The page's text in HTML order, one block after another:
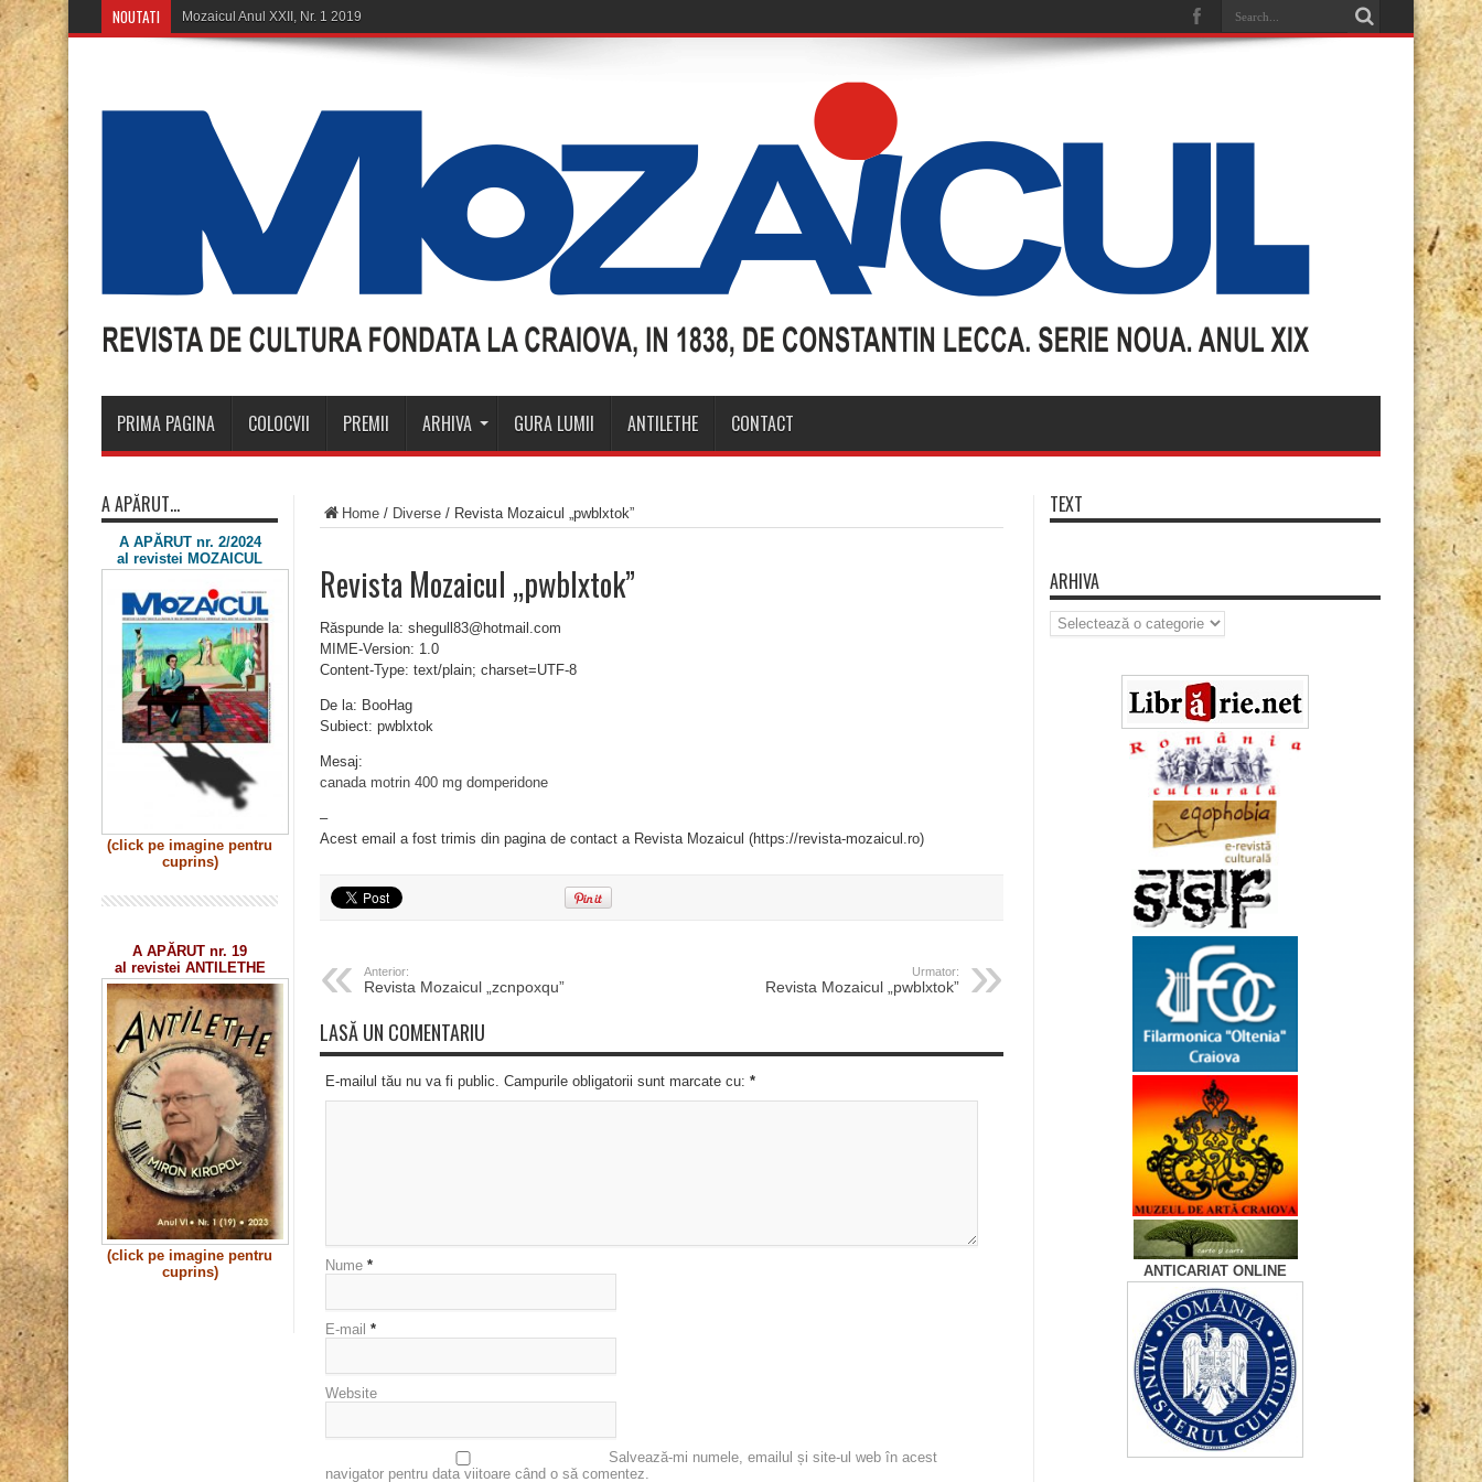
NOUTATI Mozaicul Anul XXII, Nr. 1 2019
PRIMA PAGINA COLOCVII PREMII ARHIVA GURA LUMII ANTILETHE CONTACT
Home / Diverse / Revista Mozaicul „pwblxtok”
Revista Mozaicul „pwblxtok”
Răspunde la: shegull83@hotmail.com
MIME-Version: 1.0
Content-Type: text/plain; charset=UTF-8
De la: BooHag
Subiect: pwblxtok
Mesaj:
canada motrin 400 mg domperidone
–
Acest email a fost trimis din pagina de contact a Revista Mozaicul (https://revista-mozaicul.ro)
Anterior:
Revista Mozaicul „zcnpoxqu”
Urmator:
Revista Mozaicul „pwblxtok”
LASĂ UN COMENTARIU
E-mailul tău nu va fi public. Campurile obligatorii sunt marcate cu: *
Nume *
E-mail *
Website
Salvează-mi numele, emailul și site-ul web în acest
navigator pentru data viitoare când o să comentez.
A APĂRUT…
A APĂRUT nr. 2/2024
al revistei MOZAICUL
(click pe imagine pentru
cuprins)
A APĂRUT nr. 19
al revistei ANTILETHE
(click pe imagine pentru
cuprins)
TEXT
ARHIVA
Arhiva
ANTICARIAT ONLINE